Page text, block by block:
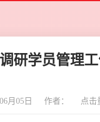
研学员管理
月05日 作者： 点击